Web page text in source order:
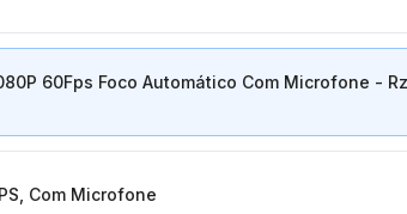
60Fps Foco Automático Com Microfone -
Com Microfone